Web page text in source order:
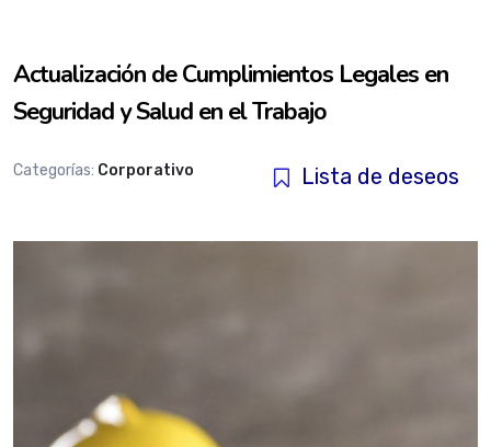
Actualización de Cumplimientos Legales en
Seguridad y Salud en el Trabajo
Categorías: Corporativo Lista de deseos